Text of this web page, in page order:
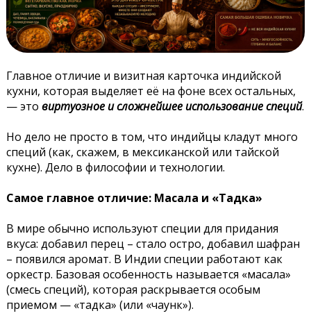
Главное отличие и визитная карточка индийской
кухни, которая выделяет её на фоне всех остальных,
— это виртуозное и сложнейшее использование специй.
Но дело не просто в том, что индийцы кладут много
специй (как, скажем, в мексиканской или тайской
кухне). Дело в философии и технологии.
Самое главное отличие: Масала и «Тадка»
В мире обычно используют специи для придания
вкуса: добавил перец – стало остро, добавил шафран
– появился аромат. В Индии специи работают как
оркестр. Базовая особенность называется «масала»
(смесь специй), которая раскрывается особым
приемом — «тадка» (или «чаунк»).